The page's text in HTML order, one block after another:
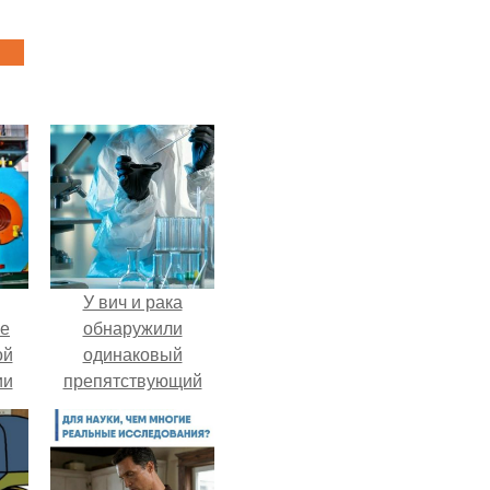
У вич и рака
обнаружили
одинаковый
препятствующий
лечению механизм.